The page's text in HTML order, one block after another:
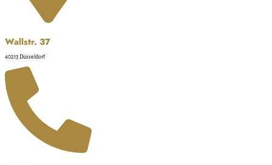
Wallstr. 37
40213 Düsseldorf